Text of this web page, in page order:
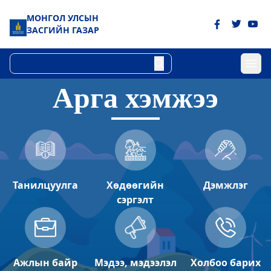
Төрийн цахим үйлчилгээний хэлтэс
Дэлгэрэнгүй
Булган аймгийн Хүнс хөдөө аж ахуйн
газар
2023-06-06 15:07:51
Дэлгэрэнгүй
Булган аймгийн Газрын харилцаа
барилга хот байгуулалтын газар
МОНГОЛ УЛСЫН
ЗАСГИЙН ГАЗАР
Арга хэмжээ
Танилцуулга
Хөдөөгийн
сэргэлт
Дэмжлэг
Ажлын байр Мэдээ, мэдээлэл Холбоо барих